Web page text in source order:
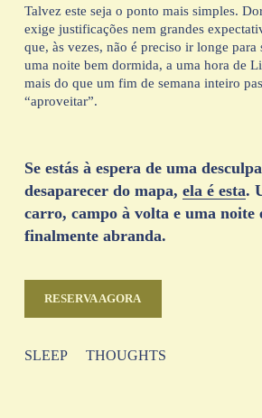
Talvez este seja o ponto mais simples.
exige justificações nem grandes
que, às vezes, não é preciso ir longe para
uma noite bem dormida, a uma hora de
mais do que um fim de semana inteiro
“aproveitar”.
Se estás à espera de uma
desaparecer do mapa, ela é esta.
carro, campo à volta e uma noite
finalmente abranda.
RESERVA AGORA
SLEEP THOUGHTS